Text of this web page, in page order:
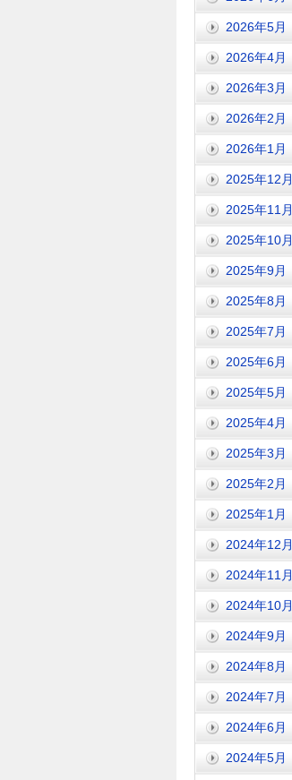
2026年5月
2026年4月
2026年3月
2026年2月
2026年1月
2025年12月
2025年11月
2025年10月
2025年9月
2025年8月
2025年7月
2025年6月
2025年5月
2025年4月
2025年3月
2025年2月
2025年1月
2024年12月
2024年11月
2024年10月
2024年9月
2024年8月
2024年7月
2024年6月
2024年5月